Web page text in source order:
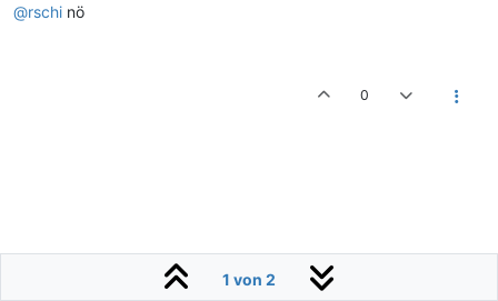
@rschi nö
0
1 von 2